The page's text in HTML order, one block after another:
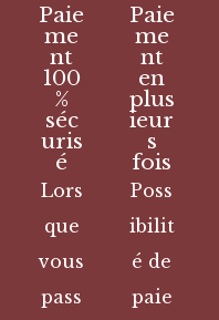
Paie
me
nt
100
%
séc
uris
é
Lors
que
vous
pass
Paie
me
nt
en
plus
ieur
s
fois
Poss
ibilit
é de
paie